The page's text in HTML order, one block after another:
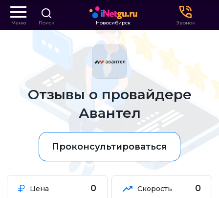
Меню Поиск Новосибирск Звонок
Отзывы о провайдере
Авантел
Проконсультироваться
Цена 0 Скорость 0